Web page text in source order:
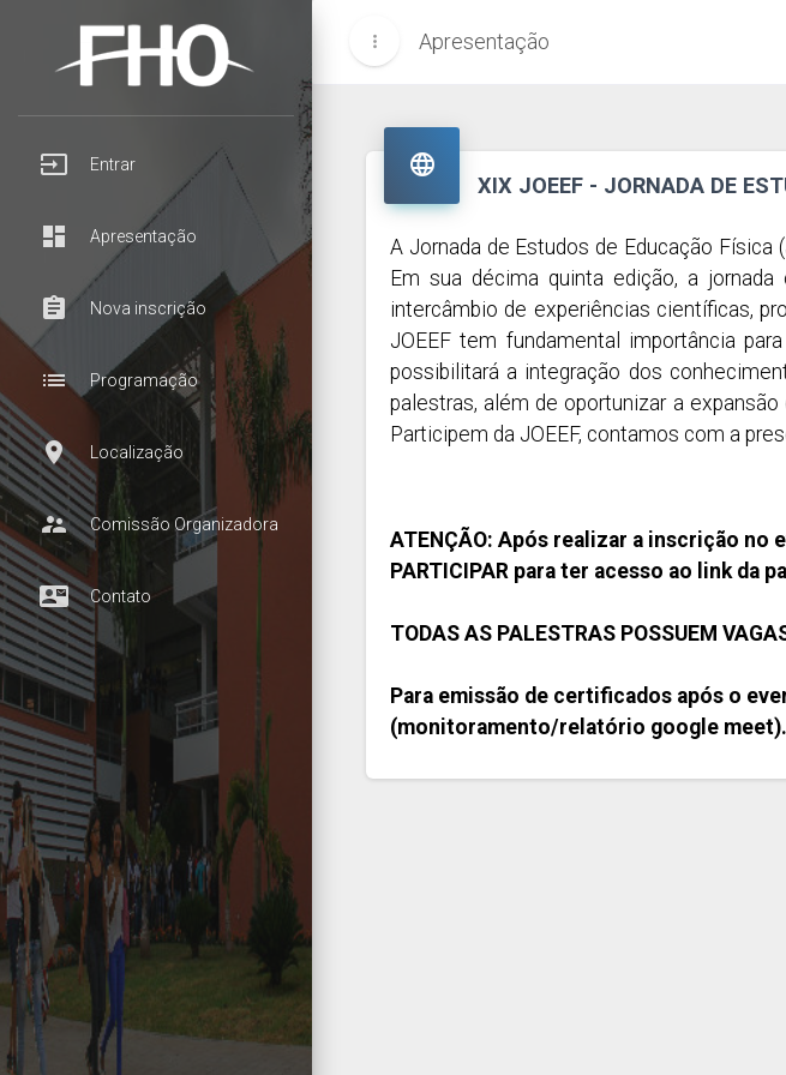
input Entrar
dashboard Apresentação
assignment Nova inscrição
list Programação
room Localização
supervisor_account Comissão Organizadora
contact_mail Contato
more_vert Apresentação

XIX JOEEF - JORNADA DE
A Jornada de Estudos de Educação Física
Em sua décima quinta edição, a
intercâmbio de experiências científicas,
JOEEF tem fundamental importância
possibilitará a integração dos
palestras, além de oportunizar a
Participem da JOEEF, contamos com a
ATENÇÃO: Após realizar a inscrição no
PARTICIPAR para ter acesso ao link da
TODAS AS PALESTRAS POSSUEM
Para emissão de certificados após o
(monitoramento/relatório google meet).